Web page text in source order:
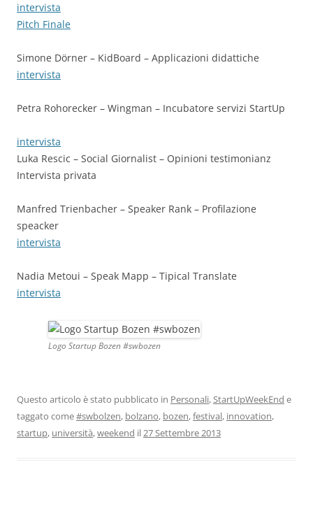
intervista
Pitch Finale
Simone Dörner – KidBoard – Applicazioni didattiche
intervista
Petra Rohorecker – Wingman – Incubatore servizi StartUp
intervista
Luka Rescic – Social Giornalist – Opinioni testimonianz
Intervista privata
Manfred Trienbacher – Speaker Rank – Profilazione
speacker
intervista
Nadia Metoui – Speak Mapp – Tipical Translate
intervista
Logo Startup Bozen #swbozen
Questo articolo è stato pubblicato in Personali,StartUpWeekEnd e
taggato come#swbolzen, bolzano, bozen,festival, innovation,
startup, università,weekend il27 Settembre 2013